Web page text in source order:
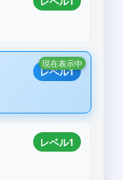
レベル1
現在表示中
レベル1